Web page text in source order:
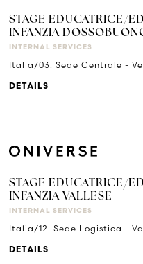
STAGE EDUCATRICE/
INFANZIA
INTERNAL SERVICES
Italia/03. Sede Centrale -
DETAILS
STAGE EDUCATRICE/
INFANZIA VALLESE
INTERNAL SERVICES
Italia/12. Sede Logistica -
DETAILS